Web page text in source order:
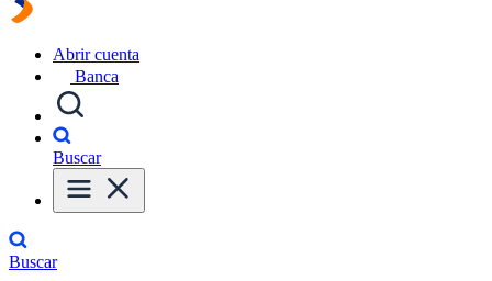
Abrir cuenta
Banca
Buscar
Buscar